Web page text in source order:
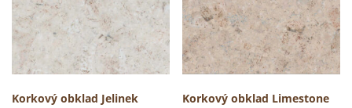
Korkový obklad Jelinek
Korkový obklad Limestone